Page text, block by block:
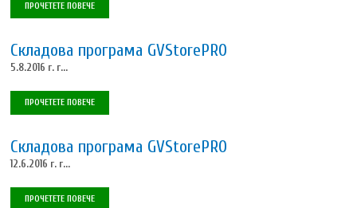
ПРОЧЕТЕТЕ ПОВЕЧЕ
Складова програма GVStorePRO
5.8.2016 г. г...
ПРОЧЕТЕТЕ ПОВЕЧЕ
Складова програма GVStorePRO
12.6.2016 г. г...
ПРОЧЕТЕТЕ ПОВЕЧЕ